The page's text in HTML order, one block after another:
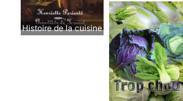
Histoire de la cuisine